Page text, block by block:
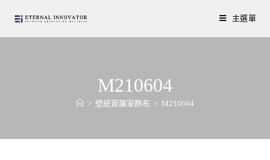
主選單
M210604
> 壁紙窗簾家飾布 > M210604